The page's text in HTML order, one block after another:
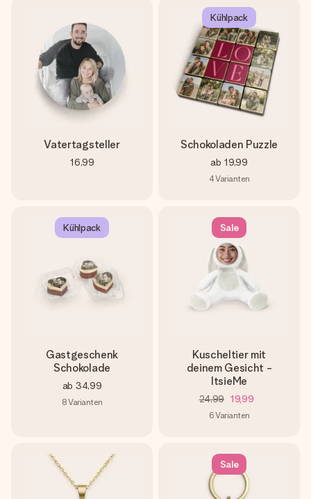
Vatertagsteller
16,99
Kühlpack
Schokoladen Puzzle
ab 19,99
4Varianten
Kühlpack
Gastgeschenk
Schokolade
ab 34,99
8Varianten
Sale
Kuscheltier mit
deinem Gesicht -
ItsieMe
24,99 19,99
6Varianten
Sale